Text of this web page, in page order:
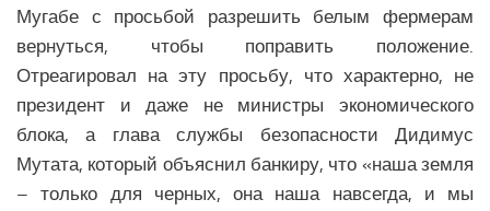
Мугабе с просьбой разрешить белым фермерам
вернуться, чтобы поправить положение.
Отреагировал на эту просьбу, что характерно, не
президент и даже не министры экономического
блока, а глава службы безопасности Дидимус
Мутата, который объяснил банкиру, что «наша земля
– только для черных, она наша навсегда, и мы